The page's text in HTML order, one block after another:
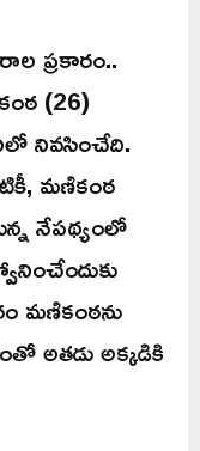
ప్రకారం..
(26)
నివసించేది.
మణికంఠ
నేపథ్యంలో
మణికంఠను
అతడు అక్కడికి